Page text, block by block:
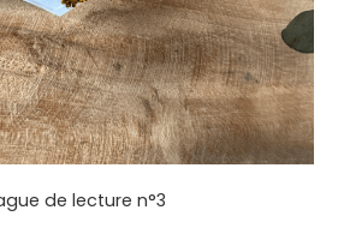
de lecture n°3